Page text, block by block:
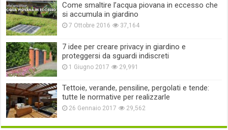
Come smaltire l’acqua piovana in eccesso che
si accumula in giardino
7 Ottobre 2016 37,164
7 idee per creare privacy in giardino e
proteggersi da sguardi indiscreti
1 Giugno 2017 29,991
Tettoie, verande, pensiline, pergolati e tende:
tutte le normative per realizzarle
26 Gennaio 2017 29,562